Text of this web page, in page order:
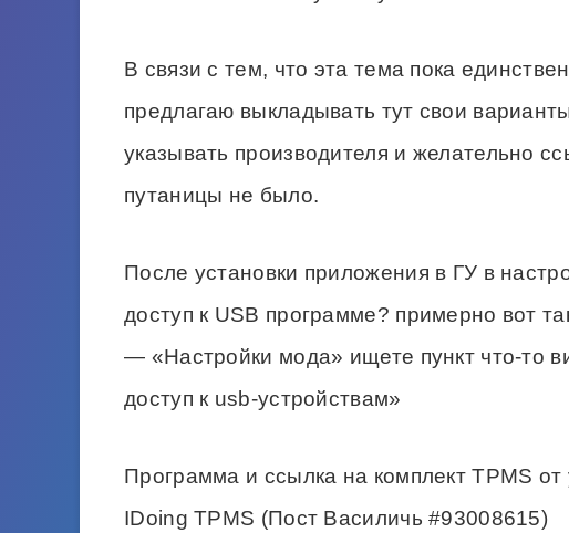
В связи с тем, что эта тема пока
предлагаю выкладывать тут свои
указывать производителя и желательно
путаницы не было.
После установки приложения в ГУ в
доступ к USB программе? примерно вот
— «Настройки мода» ищете пункт что-то
доступ к usb-устройствам»
Программа и ссылка на комплект TPMS от
IDoing TPMS (Пост Василичь #93008615)